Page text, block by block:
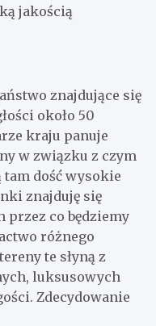
jakością
znajdujące się
około 50
kraju panuje
w związku z czym
tam dość wysokie
znajduję się
przez co będziemy
różnego
te słyną z
luksusowych
Zdecydowanie